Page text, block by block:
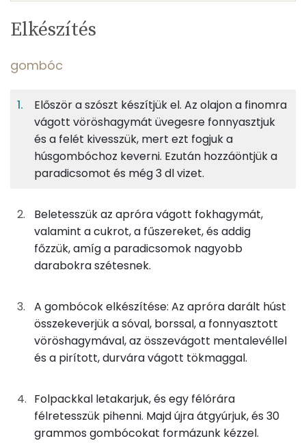
Egy
adagban
11%
gombóc
180gsertéslapocka
425 kcal
0g bors
1 kcal
6gtökmag
27 kcal
6g olívaolaj 53 kcal
szósz
10golívaolaj
88 kcal
TÁPANYAGTARTALOM
11%
Fehérje
17%
Szénhidrát
11%
Zsír
61%
TOP ásványi anyagok
Foszfor
Kálcium
Szelén
TOP vitaminok
C vitamin:
Niacin - B3 vitamin:
Elkészítés
gombóc
Először a szószt készítjük el. Az olajon a finomra
vágott vöröshagymát üvegesre fonnyasztjuk
és a felét kivesszük, mert ezt fogjuk a
húsgombóchoz keverni. Ezután hozzáöntjük a
paradicsomot és még 3 dl vizet.
Beletesszük az apróra vágott fokhagymát,
valamint a cukrot, a fűszereket, és addig
főzzük, amíg a paradicsomok nagyobb
darabokra szétesnek.
A gombócok elkészítése: Az apróra darált húst
összekeverjük a sóval, borssal, a fonnyasztott
vöröshagymával, az összevágott mentalevéllel
és a pirított, durvára vágott tökmaggal.
Folpackkal letakarjuk, és egy félórára
félretesszük pihenni. Majd újra átgyúrjuk, és 30
grammos gombócokat formázunk kézzel.